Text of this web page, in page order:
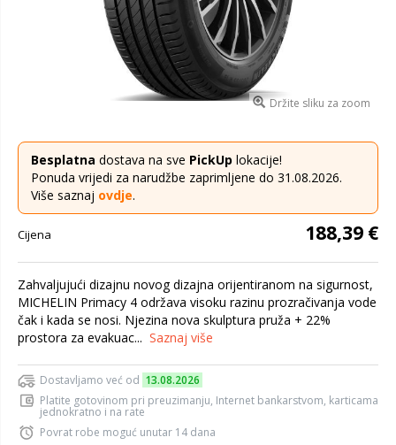
Držite sliku za zoom
Besplatna dostava na sve PickUp lokacije!
Ponuda vrijedi za narudžbe zaprimljene do 31.08.2026.
Više saznaj ovdje.
Cijena 188,39 €
Zahvaljujući dizajnu novog dizajna orijentiranom na sigurnost,
MICHELIN Primacy 4 održava visoku razinu prozračivanja vode
čak i kada se nosi. Njezina nova skulptura pruža + 22%
prostora za evakuac... Saznaj više
Dostavljamo već od 13.08.2026
Platite gotovinom pri preuzimanju, Internet bankarstvom, karticama
jednokratno i na rate
Povrat robe moguć unutar 14 dana